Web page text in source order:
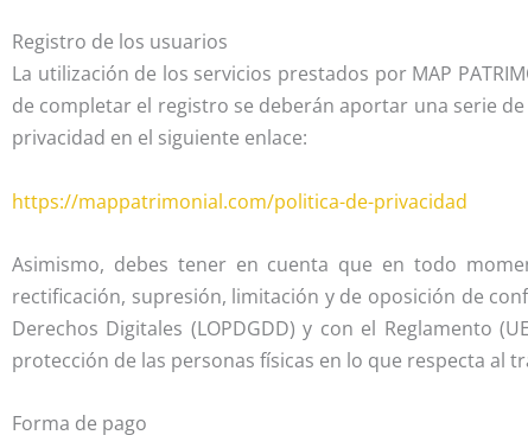
Registro de los usuarios
La utilización de los servicios prestados por MAP
de completar el registro se deberán aportar una serie
privacidad en el siguiente enlace:
https://mappatrimonial.com/politica-de-privacidad
Asimismo, debes tener en cuenta que en todo
rectificación, supresión, limitación y de oposición de
Derechos Digitales (LOPDGDD) y con el Reglamento
protección de las personas físicas en lo que respecta al
Forma de pago